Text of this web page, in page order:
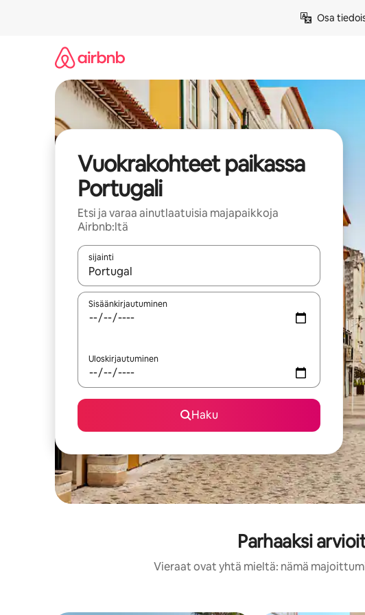
Osa
Vuokrakohteet paikassa
Portugali
Etsi ja varaa ainutlaatuisia majapaikkoja
Airbnb:ltä
sijainti
Kun tulokset ovat saatavilla, navigoi ylös- ja alas-
Sisäänkirjautuminen
Uloskirjautuminen
Haku
Parhaaksi
Vieraat ovat yhtä mieltä: nämä